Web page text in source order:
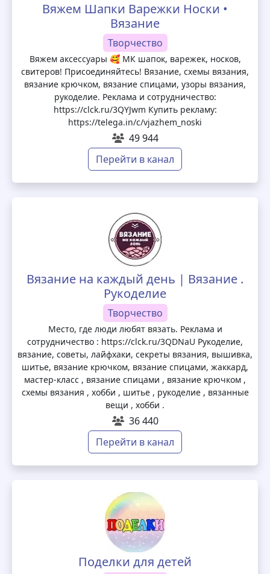
Вяжем Шапки Варежки Носки •
Вязание
Творчество
Вяжем аксессуары 🥰 МК шапок, варежек, носков,
свитеров! Присоединяйтесь! Вязание, схемы вязания,
вязание крючком, вязание спицами, узоры вязания,
рукоделие. Реклама и сотрудничество:
https://clck.ru/3QYJwm Купить рекламу:
https://telega.in/c/vjazhem_noski
49 944
Перейти в канал
Вязание на каждый день | Вязание .
Рукоделие
Творчество
Место, где люди любят вязать. Реклама и
сотрудничество : https://clck.ru/3QDNaU Рукоделие,
вязание, советы, лайфхаки, секреты вязания, вышивка,
шитье, вязание крючком, вязание спицами, жаккард,
мастер-класс , вязание спицами , вязание крючком ,
схемы вязания , хобби , шитье , рукоделие , вязанные
вещи , хобби .
36 440
Перейти в канал
Поделки для детей